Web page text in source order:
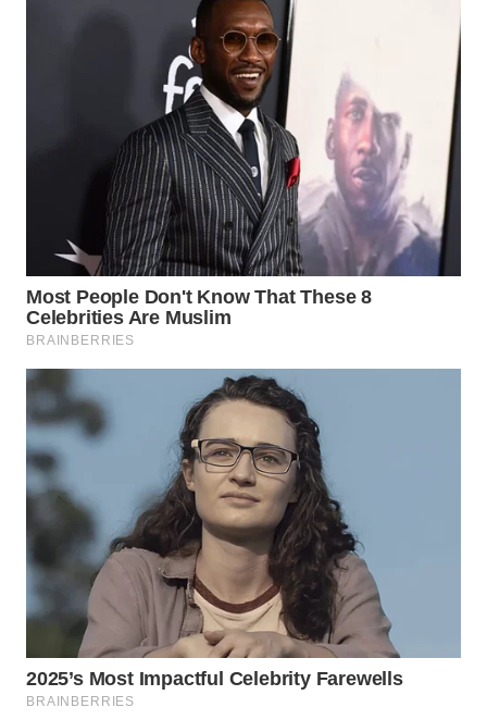
TANI
WAHANA
ADVOKAT
WAHANA
INFRASTRUKTUR
WAHANA
KONSUMEN
LISTRIK
WAHANA
TRAVEL